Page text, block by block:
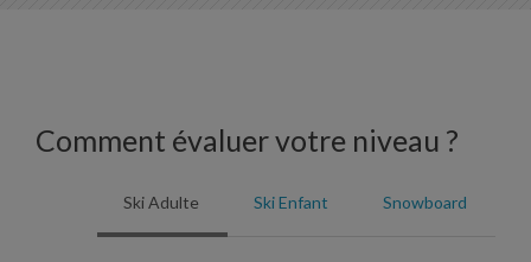
Comment évaluer votre niveau ?
Ski Adulte Ski Enfant Snowboard